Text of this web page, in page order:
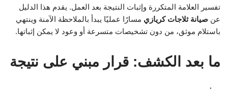
تفسير العلامة المتكررة وإثبات النتيجة بعد العمل. يقدم هذا الدليل
عن صيانة ثلاجات كريازي مسارًا عمليًا يبدأ بالملاحظة الآمنة وينتهي
باستلام موثق، من دون تشخيصات متسرعة أو وعود لا يمكن إثباتها.
ما بعد الكشف: قرار مبني على نتيجة